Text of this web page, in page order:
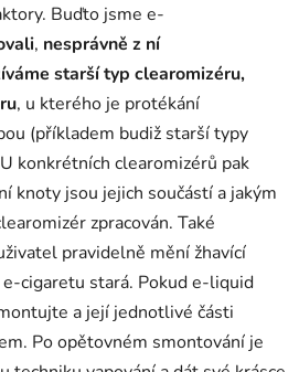
Buďto jsme e-
, nesprávně z ní
starší typ clearomizéru,
, u kterého je protékání
(příkladem budiž starší typy
konkrétních clearomizérů pak
knoty jsou jejich součástí a jakým
zpracován. Také
pravidelně mění žhavící
cigaretu stará. Pokud e-liquid
a její jednotlivé části
Po opětovném smontování je